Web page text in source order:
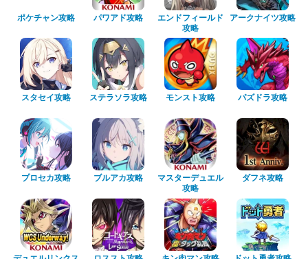
ポケチャン攻略 パワアド攻略
エンドフィールド
攻略
アークナイツ攻略
スタセイ攻略 ステラソラ攻略 モンスト攻略 パズドラ攻略
プロセカ攻略 ブルアカ攻略
マスターデュエル
攻略
ダフネ攻略